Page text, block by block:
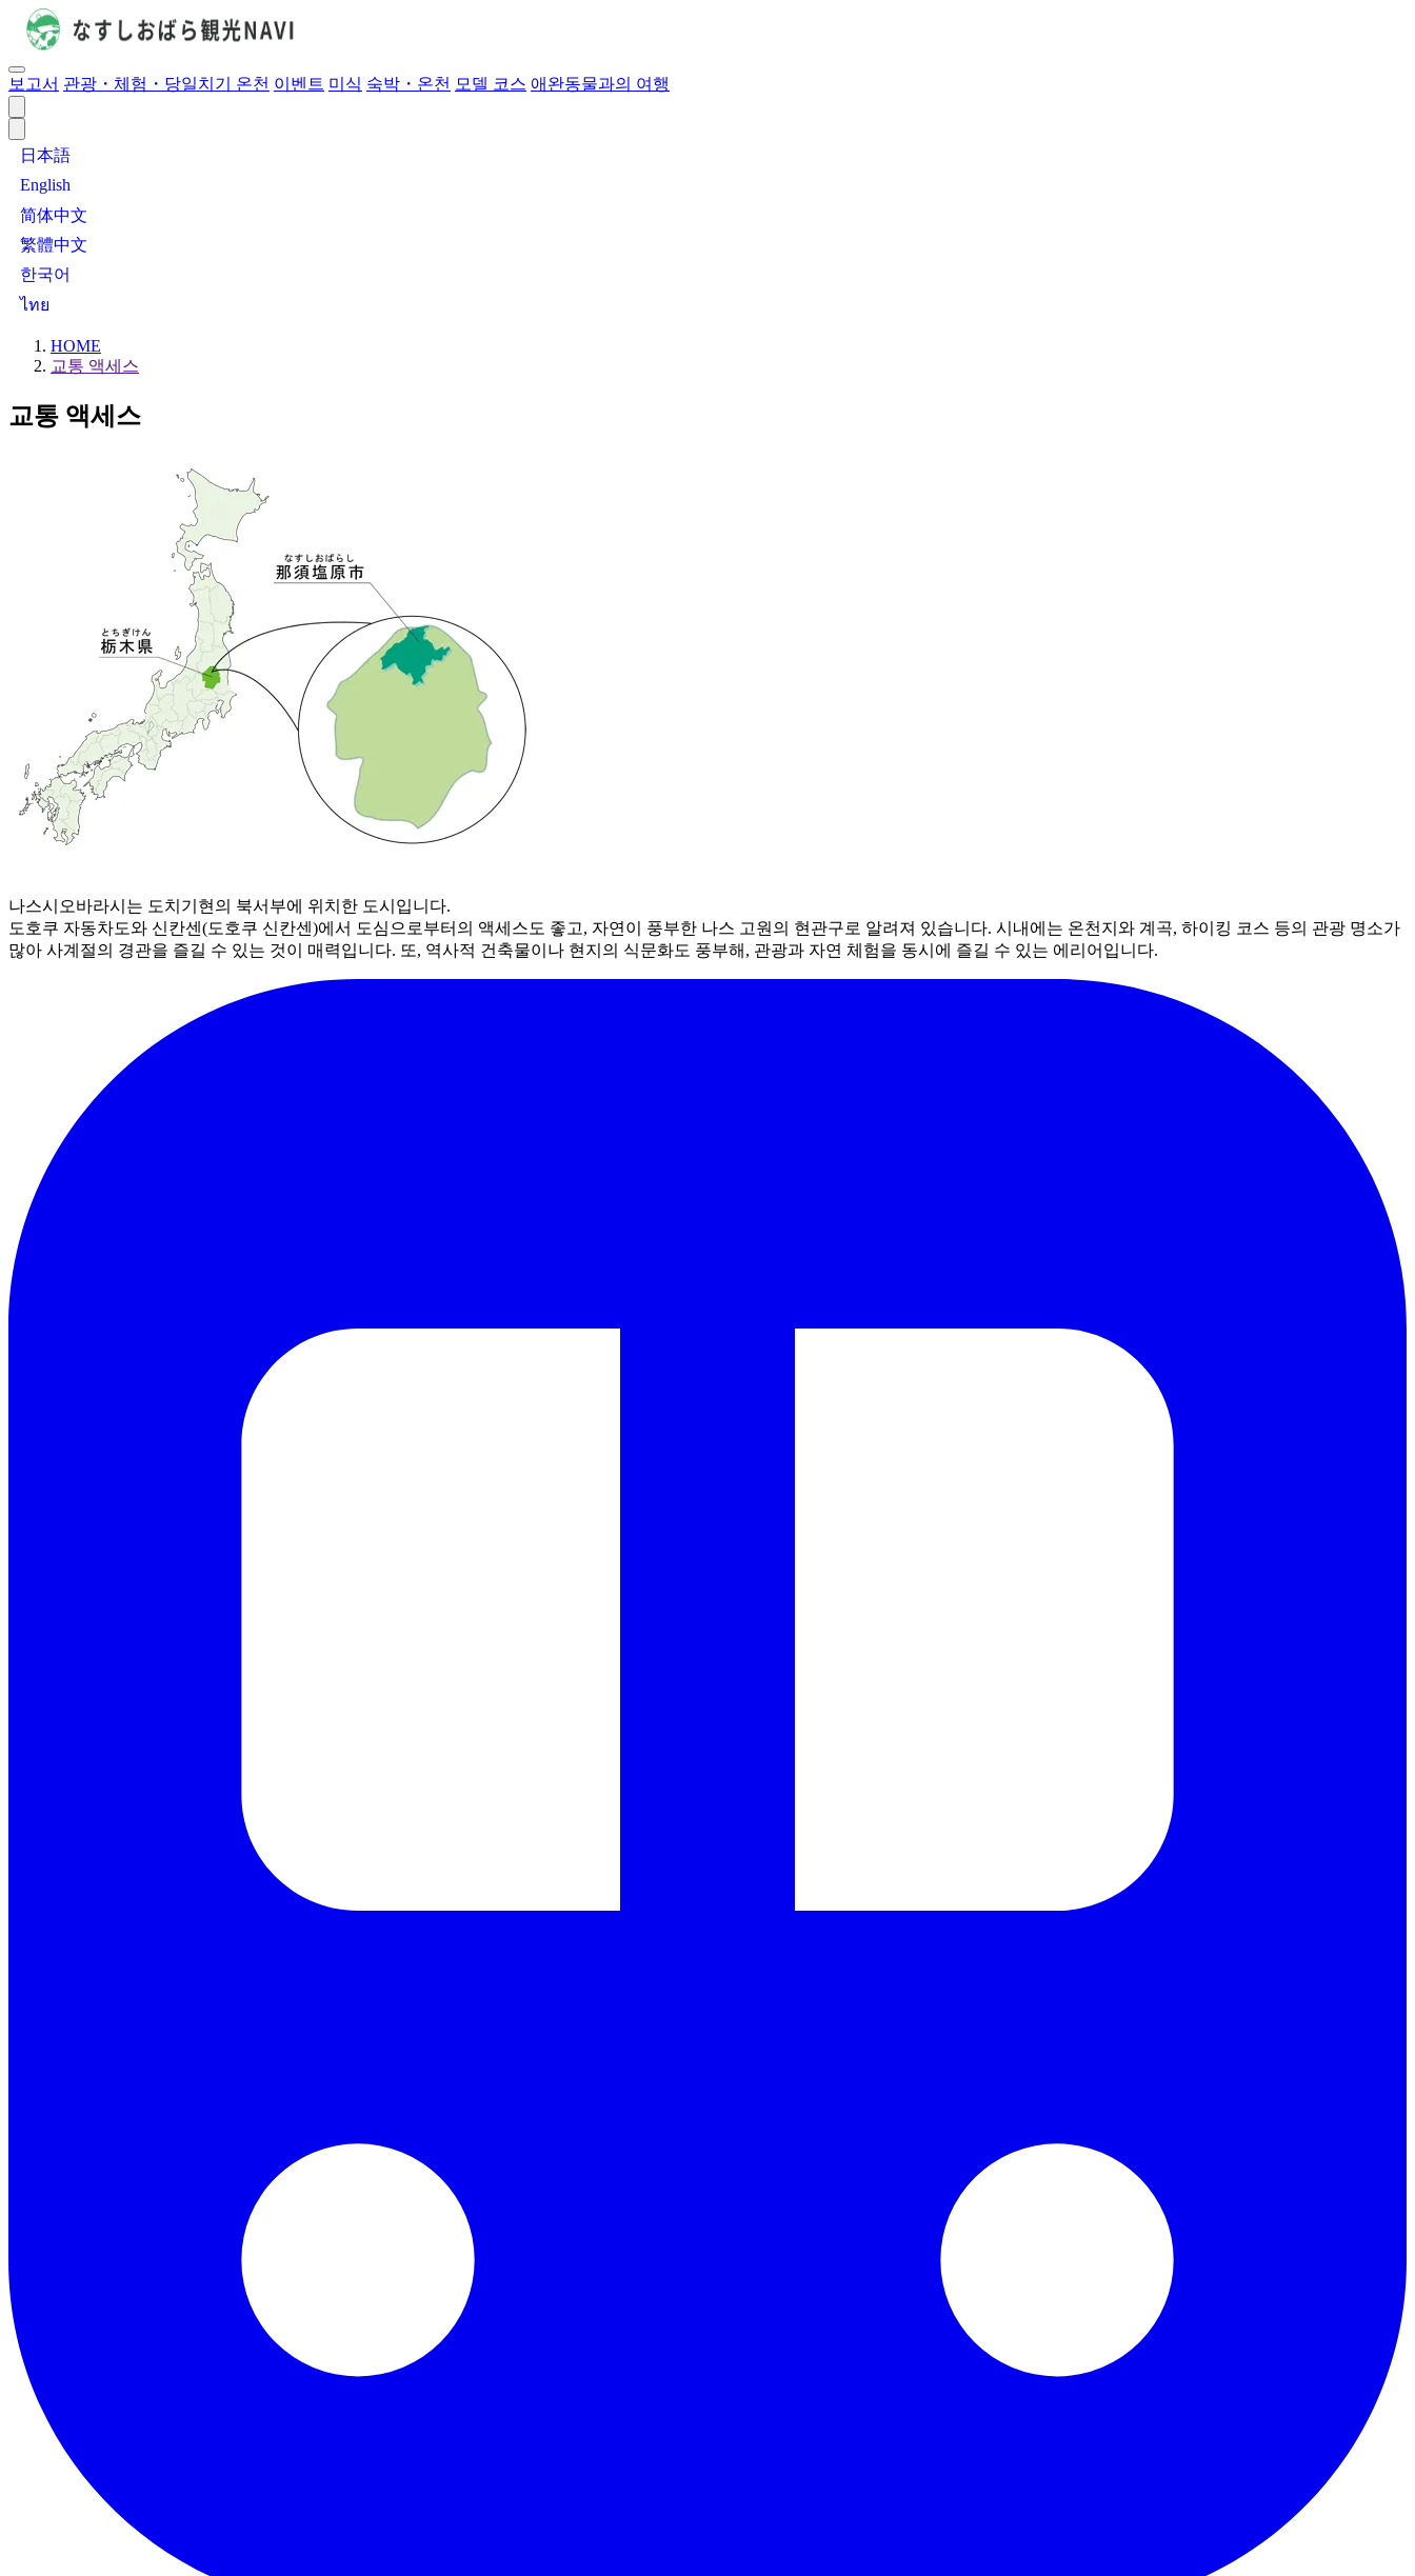
보고서 관광・체험・당일치기 온천 이벤트 미식 숙박・온천 모델 코스 애완동물과의 여행
日本語
English
简体中文
繁體中文
한국어
ไทย
HOME
교통 액세스
교통 액세스
나스시오바라시는 도치기현의 북서부에 위치한 도시입니다.
도호쿠 자동차도와 신칸센(도호쿠 신칸센)에서 도심으로부터의 액세스도 좋고, 자연이 풍부한 나스 고원의 현관구로 알려져 있습니다. 시내에는 온천지와 계곡, 하이킹 코스 등의 관광 명소가
많아 사계절의 경관을 즐길 수 있는 것이 매력입니다. 또, 역사적 건축물이나 현지의 식문화도 풍부해, 관광과 자연 체험을 동시에 즐길 수 있는 에리어입니다.